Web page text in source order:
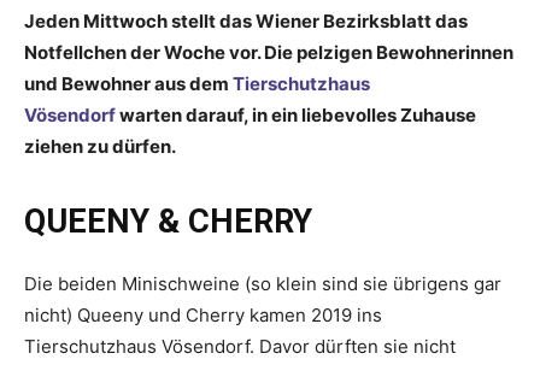
Jeden Mittwoch stellt das Wiener Bezirksblatt das
Notfellchen der Woche vor. Die pelzigen Bewohnerinnen
und Bewohner aus dem Tierschutzhaus
Vösendorfwarten darauf, in ein liebevolles Zuhause
ziehen zu dürfen.
QUEENY & CHERRY
Die beiden Minischweine (so klein sind sie übrigens gar
nicht) Queeny und Cherry kamen 2019 ins
Tierschutzhaus Vösendorf. Davor dürften sie nicht